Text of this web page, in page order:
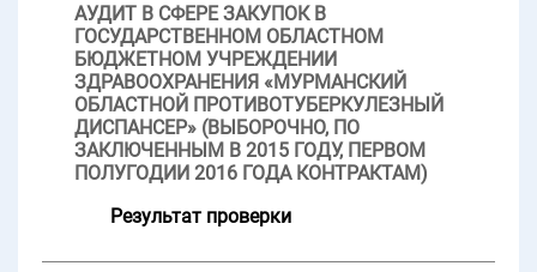
АУДИТ В СФЕРЕ ЗАКУПОК В
ГОСУДАРСТВЕННОМ ОБЛАСТНОМ
БЮДЖЕТНОМ УЧРЕЖДЕНИИ
ЗДРАВООХРАНЕНИЯ «МУРМАНСКИЙ
ОБЛАСТНОЙ ПРОТИВОТУБЕРКУЛЕЗНЫЙ
ДИСПАНСЕР» (ВЫБОРОЧНО, ПО
ЗАКЛЮЧЕННЫМ В 2015 ГОДУ, ПЕРВОМ
ПОЛУГОДИИ 2016 ГОДА КОНТРАКТАМ)
Результат проверки